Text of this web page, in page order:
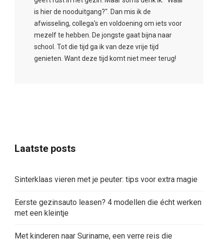
is hier de nooduitgang?". Dan mis ik de
afwisseling, collega's en voldoening om iets voor
mezelf te hebben. De jongste gaat bijna naar
school. Tot die tijd ga ik van deze vrije tijd
genieten. Want deze tijd komt niet meer terug!
Laatste posts
Sinterklaas vieren met je peuter: tips voor extra magie
Eerste gezinsauto leasen? 4 modellen die écht werken
met een kleintje
Met kinderen naar Suriname, een verre reis die